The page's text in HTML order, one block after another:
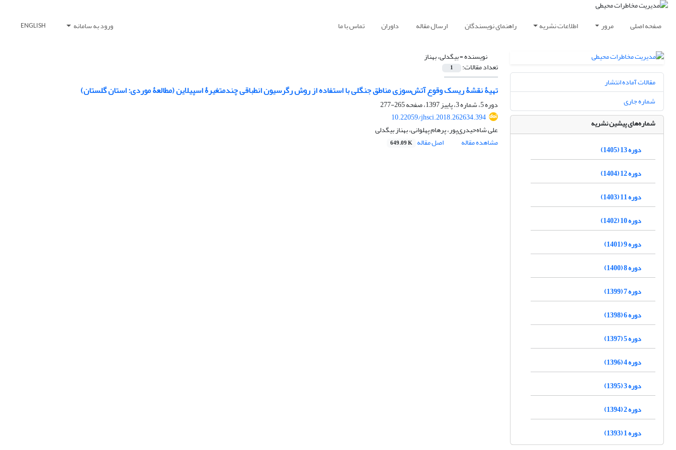
صفحه اصلی مرور اطلاعات نشریه راهنمای نویسندگان ارسال مقاله داوران تماس با ما ورود به سامانه ENGLISH
نویسنده =بیگدلی، بهناز
تعداد مقالات: 1
تهیۀ نقشۀ ریسک وقوع آتش‌سوزی مناطق جنگلی با استفاده از روش رگرسیون انطباقی چندمتغیرۀ اسپیلاین (مطالعۀ موردی: استان گلستان)
دوره 5، شماره 3، پاییز 1397، صفحه
265-277
10.22059/jhsci.2018.262634.394
علی شاه‌حیدری‌پور، پرهام پهلوانی، بهناز بیگدلی
مشاهده مقاله
اصل مقاله 649.09 K
مقالات آماده انتشار
شماره جاری
شماره‌های پیشین نشریه
دوره 13 (1405)
دوره 12 (1404)
دوره 11 (1403)
دوره 10 (1402)
دوره 9 (1401)
دوره 8 (1400)
دوره 7 (1399)
دوره 6 (1398)
دوره 5 (1397)
دوره 4 (1396)
دوره 3 (1395)
دوره 2 (1394)
دوره 1 (1393)